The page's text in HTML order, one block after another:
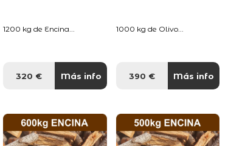
1200 kg de Encina...
320 € Más info
1000 kg de Olivo...
390 € Más info